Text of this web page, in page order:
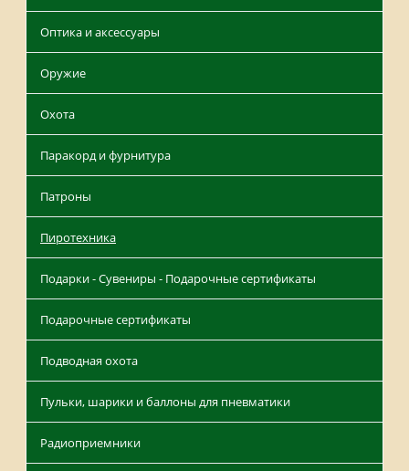
Оптика и аксессуары
Оружие
Охота
Паракорд и фурнитура
Патроны
Пиротехника
Подарки - Сувениры - Подарочные сертификаты
Подарочные сертификаты
Подводная охота
Пульки, шарики и баллоны для пневматики
Радиоприемники